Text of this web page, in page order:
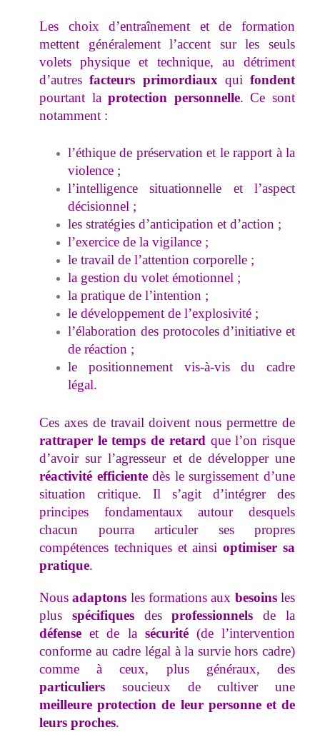
Les choix d’entraînement et de formation
mettent généralement l’accent sur les seuls
volets physique et technique, au détriment
d’autresfacteurs primordiaux qui fondent
pourtant laprotection personnelle. Ce sont
notamment :
l’éthique de préservation et le rapport à la
violence ;
l’intelligence situationnelle et l’aspect
décisionnel ;
les stratégies d’anticipation et d’action ;
l’exercice de la vigilance ;
le travail de l’attention corporelle ;
la gestion du volet émotionnel ;
la pratique de l’intention ;
le développement de l’explosivité ;
l’élaboration des protocoles d’initiative et
de réaction ;
le positionnement vis-à-vis du cadre
légal.
Ces axes de travail doivent nous permettre de
rattraper le temps de retard que l’on risque
d’avoir sur l’agresseur et de développer une
réactivité efficientedès le surgissement d’une
situation critique. Il s’agit d’intégrer des
principes fondamentaux autour desquels
chacun pourra articuler ses propres
compétences techniques et ainsioptimiser sa
pratique.
Nousadaptons les formations aux besoinsles
plus spécifiquesdesprofessionnels de la
défense et de la sécurité(de l’intervention
conforme au cadre légal à la survie hors cadre)
comme à ceux, plus généraux, des
particuliers soucieux de cultiver une
meilleure protection de leur personne et de
leurs proches.